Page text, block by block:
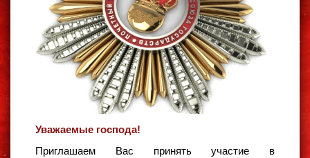
Уважаемые господа!
Приглашаем Вас принять участие в